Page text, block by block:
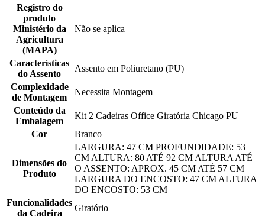
Registro do
produto
Ministério da
Agricultura
(MAPA)
Não se aplica
Características
do Assento
Assento em Poliuretano (PU)
Complexidade
de Montagem
Necessita Montagem
Conteúdo da
Embalagem
Kit 2 Cadeiras Office Giratória Chicago PU
Cor
Branco
Dimensões do
Produto
LARGURA: 47 CM PROFUNDIDADE: 53
CM ALTURA: 80 ATÉ 92 CM ALTURA ATÉ
O ASSENTO: APROX. 45 CM ATÉ 57 CM
LARGURA DO ENCOSTO: 47 CM ALTURA
DO ENCOSTO: 53 CM
Funcionalidades
da Cadeira
Giratório